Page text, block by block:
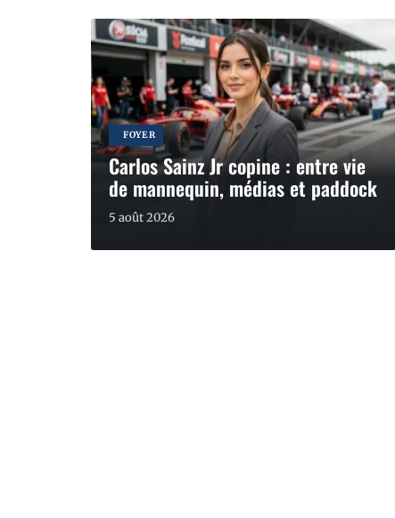
FOYER
Carlos Sainz Jr copine : entre vie
de mannequin, médias et paddock
5 août 2026